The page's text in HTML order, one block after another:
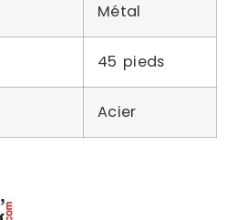
Métal
45 pieds
Acier